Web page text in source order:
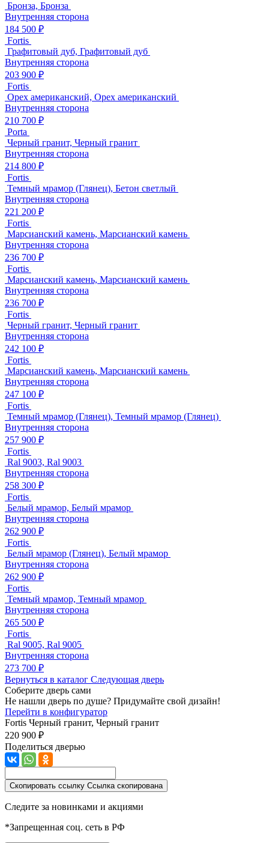
Бронза, Бронза
Внутренняя сторона
184 500 ₽
Fortis
Графитовый дуб, Графитовый дуб
Внутренняя сторона
203 900 ₽
Fortis
Орех американский, Орех американский
Внутренняя сторона
210 700 ₽
Porta
Черный гранит, Черный гранит
Внутренняя сторона
214 800 ₽
Fortis
Темный мрамор (Глянец), Бетон светлый
Внутренняя сторона
221 200 ₽
Fortis
Марсианский камень, Марсианский камень
Внутренняя сторона
236 700 ₽
Fortis
Марсианский камень, Марсианский камень
Внутренняя сторона
236 700 ₽
Fortis
Черный гранит, Черный гранит
Внутренняя сторона
242 100 ₽
Fortis
Марсианский камень, Марсианский камень
Внутренняя сторона
247 100 ₽
Fortis
Темный мрамор (Глянец), Темный мрамор (Глянец)
Внутренняя сторона
257 900 ₽
Fortis
Ral 9003, Ral 9003
Внутренняя сторона
258 300 ₽
Fortis
Белый мрамор, Белый мрамор
Внутренняя сторона
262 900 ₽
Fortis
Белый мрамор (Глянец), Белый мрамор
Внутренняя сторона
262 900 ₽
Fortis
Темный мрамор, Темный мрамор
Внутренняя сторона
265 500 ₽
Fortis
Ral 9005, Ral 9005
Внутренняя сторона
273 700 ₽
Вернуться в каталог Следующая дверь
Соберите дверь сами
Не нашли дверь по душе? Придумайте свой дизайн!
Перейти в конфигуратор
Fortis Черный гранит, Черный гранит
220 900 ₽
Поделиться дверью
Скопировать ссылку Ссылка скопирована
Следите за новинками и акциями
*Запрещенная соц. сеть в РФ